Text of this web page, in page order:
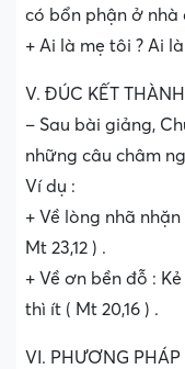
có bổn phận ở nhà
+ Ai là mẹ tôi ? Ai
V. ĐÚC KẾT
– Sau bài giảng,
những câu châm
Ví dụ :
+ Về lòng nhã
Mt 23,12 ) .
+ Về ơn bền đỗ :
thì ít ( Mt 20,16 ) .
VI. PHƯƠNG